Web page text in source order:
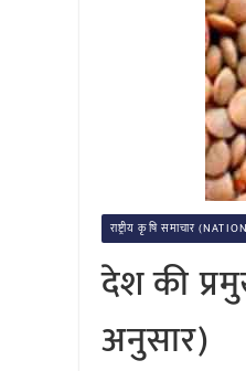
राष्ट्रीय कृषि समाचार
देश की
अनुसार)